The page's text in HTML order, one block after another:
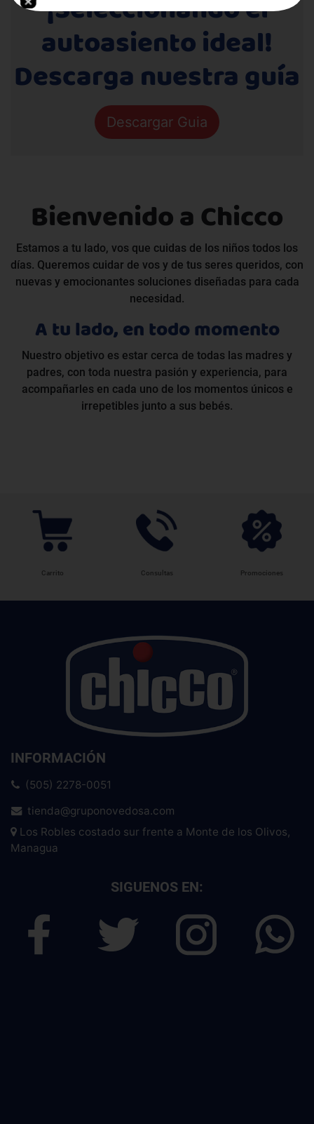
¡Seleccionando el
autoasiento ideal!
Descarga nuestra guía
Descargar Guia
Bienvenido a Chicco
Estamos a tu lado, vos que cuidas de los niños todos los
días. Queremos cuidar de vos y de tus seres queridos, con
nuevas y emocionantes soluciones diseñadas para cada
necesidad.
A tu lado, en todo momento
Nuestro objetivo es estar cerca de todas las madres y
padres, con toda nuestra pasión y experiencia, para
acompañarles en cada uno de los momentos únicos e
irrepetibles junto a sus bebés.
Carrito Consultas Promociones
INFORMACIÓN
(505) 2278-0051
tienda@gruponovedosa.com
Los Robles costado sur frente a Monte de los Olivos,
Managua
SIGUENOS EN: